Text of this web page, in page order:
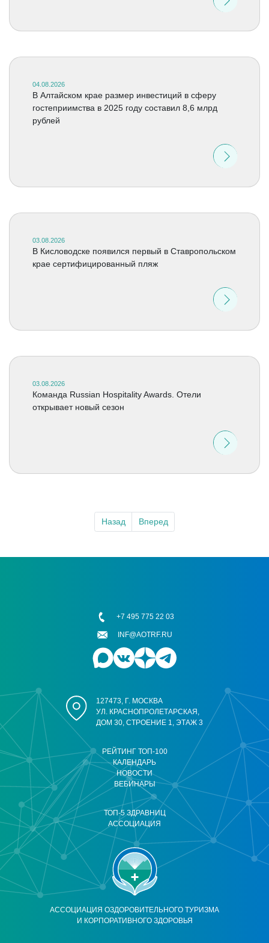
04.08.2026
В Алтайском крае размер инвестиций в сферу
гостеприимства в 2025 году составил 8,6 млрд
рублей
03.08.2026
В Кисловодске появился первый в Ставропольском
крае сертифицированный пляж
03.08.2026
Команда Russian Hospitality Awards. Отели
открывает новый сезон
Назад Вперед
АССОЦИАЦИЯ ОЗДОРОВИТЕЛЬНОГО ТУРИЗМА
И КОРПОРАТИВНОГО ЗДОРОВЬЯ
РЕЙТИНГ ТОП-100
КАЛЕНДАРЬ
НОВОСТИ
ВЕБИНАРЫ
ТОП-5 ЗДРАВНИЦ
АССОЦИАЦИЯ
127473, Г. МОСКВА
УЛ. КРАСНОПРОЛЕТАРСКАЯ,
ДОМ 30, СТРОЕНИЕ 1, ЭТАЖ 3
+7 495 775 22 03
INF@AOTRF.RU